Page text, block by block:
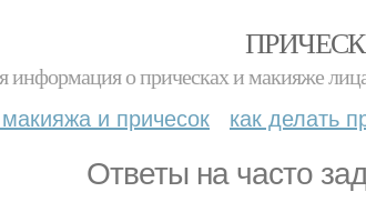
информация о прическах и макияже
и причесок как делать
Ответы на часто